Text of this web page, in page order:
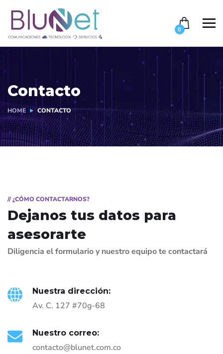
0
Contacto
HOME CONTACTO
// ¿CÓMO CONTACTARNOS?
Dejanos tus datos para
asesorarte
Diligencia el formulario y nuestro equipo te contactará
Nuestra dirección:
Av. C. 127 #70g-68
Nuestro correo:
contacto@blunet.com.co